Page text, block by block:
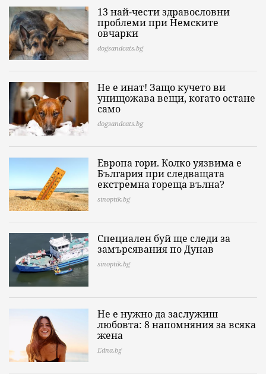
13 най-чести здравословни
проблеми при Немските
овчарки
dogsandcats.bg
Не е инат! Защо кучето ви
унищожава вещи, когато остане
само
dogsandcats.bg
Европа гори. Колко уязвима е
България при следващата
екстремна гореща вълна?
sinoptik.bg
Специален буй ще следи за
замърсявания по Дунав
sinoptik.bg
Не е нужно да заслужиш
любовта: 8 напомняния за всяка
жена
Edna.bg